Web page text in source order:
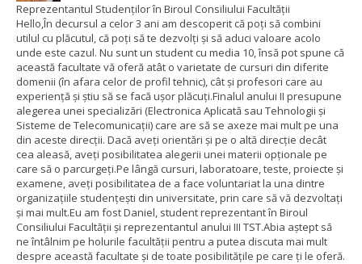
Reprezentantul Studenților în Biroul Consiliului Facultății
Hello,În decursul a celor 3 ani am descoperit că poți să combini
utilul cu plăcutul, că poți să te dezvolți și să aduci valoare acolo
unde este cazul. Nu sunt un student cu media 10, însă pot spune că
această facultate vă oferă atât o varietate de cursuri din diferite
domenii (în afara celor de profil tehnic), cât și profesori care au
experiență și știu să se facă ușor plăcuți.Finalul anului II presupune
alegerea unei specializări (Electronica Aplicată sau Tehnologii și
Sisteme de Telecomunicații) care are să se axeze mai mult pe una
din aceste direcții. Dacă aveți orientări și pe o altă direcție decât
cea aleasă, aveți posibilitatea alegerii unei materii opționale pe
care să o parcurgeți.Pe lângă cursuri, laboratoare, teste, proiecte și
examene, aveți posibilitatea de a face voluntariat la una dintre
organizațiile studențești din universitate, prin care să vă dezvoltați
și mai mult.Eu am fost Daniel, student reprezentant în Biroul
Consiliului Facultății și reprezentantul anului III TST.Abia aștept să
ne întâlnim pe holurile facultății pentru a putea discuta mai mult
despre această facultate și de toate posibilitățile pe care ți le oferă.